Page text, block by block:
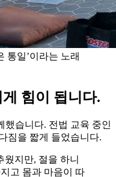
통일’이라는 노래
힘이 됩니다.
했습니다. 전법 교육 중인
짐을 짧게 들었습니다.
지만, 절을 하니
고 몸과 마음이 따